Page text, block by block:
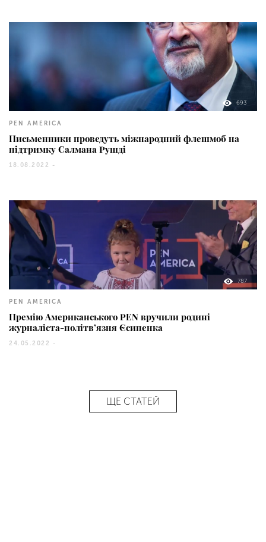
693
PEN AMERICA
Письменники проведуть міжнародний флешмоб на
підтримку Салмана Рушді
18.08.2022 -
787
PEN AMERICA
Премію Американського PEN вручили родині
журналіста-політв’язня Єсипенка
24.05.2022 -
ЩЕ СТАТЕЙ